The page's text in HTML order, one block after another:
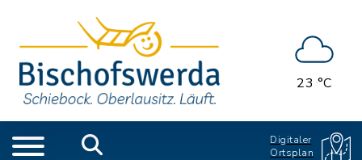
23 °C
Digitaler
Ortsplan